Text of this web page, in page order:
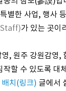
별한 사업, 행사
가 있는 곳이
, 원주 강원감영
할 수 있도록 대
배치(링크) 글에서